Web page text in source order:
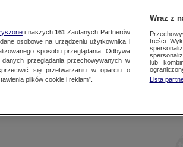
WARSZAWA
ŁÓDŹ
KRAKÓW
i naszych 161 Zaufanych Partnerów
osobowe na urządzeniu użytkownika i
sposobu przeglądania. Odbywa
przeglądania przechowywanych w
się przetwarzaniu w oparciu o
plików cookie i reklam”.
Wraz z
treści.
lub
Lista